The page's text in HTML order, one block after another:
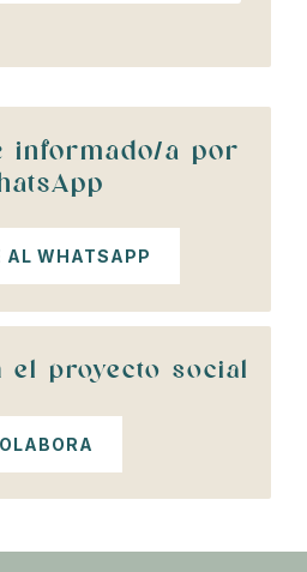
informado/a por
AL WHATSAPP
el proyecto social